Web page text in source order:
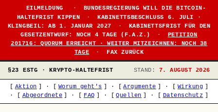
EILMELDUNG ·
BUNDESREGIERUNG WILL DIE BITCOIN-
HALTEFRIST KIPPEN
·
KABINETTSBESCHLUSS 6. JULI ·
KLINGBEIL: AB 1. JANUAR 2027
·
KABINETTSFRIST FÜR DEN
GESETZENTWURF: NOCH 4 TAGE (F.A.Z.)
·
PETITION
201716: QUORUM ERREICHT · WEITER MITZEICHNEN: NOCH 38
TAGE
· FAX ZURÜCK
§23 ESTG · KRYPTO-HALTEFRIST STAND: 7. AUGUST 2026
Aktion · Worum geht's · Argumente · Wirkung
·
Abgeordnete · FAQ · Quellen · Datenschutz